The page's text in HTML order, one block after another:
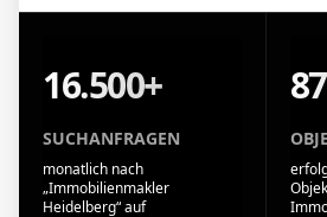
16.500+
SUCHANFRAGEN
monatlich nach
„Immobilienmakler
Heidelberg“ auf